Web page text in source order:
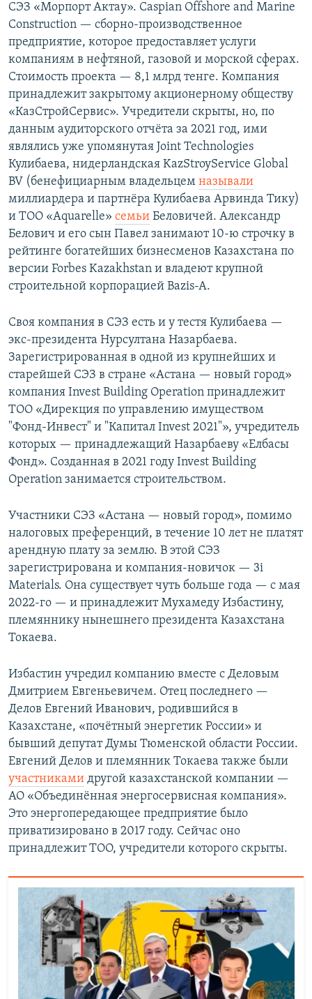
СЭЗ «Морпорт Актау». Caspian Offshore and Marine
Construction — сборно-производственное
предприятие, которое предоставляет услуги
компаниям в нефтяной, газовой и морской сферах.
Стоимость проекта — 8,1 млрд тенге. Компания
принадлежит закрытому акционерному обществу
«КазСтройСервис». Учредители скрыты, но, по
данным аудиторского отчёта за 2021 год, ими
являлись уже упомянутая Joint Technologies
Кулибаева, нидерландская KazStroyService Global
BV (бенефициарным владельцем называли
миллиардера и партнёра Кулибаева Арвинда Тику)
и ТОО «Aquarelle» семьи Беловичей. Александр
Белович и его сын Павел занимают 10-ю строчку в
рейтинге богатейших бизнесменов Казахстана по
версии Forbes Kazakhstan и владеют крупной
строительной корпорацией Bazis-A.
Своя компания в СЭЗ есть и у тестя Кулибаева —
экс-президента Нурсултана Назарбаева.
Зарегистрированная в одной из крупнейших и
старейшей СЭЗ в стране «Астана — новый город»
компания Invest Building Operation принадлежит
ТОО «Дирекция по управлению имуществом
"Фонд-Инвест" и "Капитал Invest 2021"», учредитель
которых — принадлежащий Назарбаеву «Елбасы
Фонд». Созданная в 2021 году Invest Building
Operation занимается строительством.
Участники СЭЗ «Астана — новый город», помимо
налоговых преференций, в течение 10 лет не платят
арендную плату за землю. В этой СЭЗ
зарегистрирована и компания-новичок — 3i
Materials. Она существует чуть больше года — с мая
2022-го — и принадлежит Мухамеду Избастину,
племяннику нынешнего президента Казахстана
Токаева.
Избастин учредил компанию вместе с Деловым
Дмитрием Евгеньевичем. Отец последнего —
Делов Евгений Иванович, родившийся в
Казахстане, «почётный энергетик России» и
бывший депутат Думы Тюменской области России.
Евгений Делов и племянник Токаева также были
участниками другой казахстанской компании —
АО «Объединённая энергосервисная компания».
Это энергопередающее предприятие было
приватизировано в 2017 году. Сейчас оно
принадлежит ТОО, учредители которого скрыты.